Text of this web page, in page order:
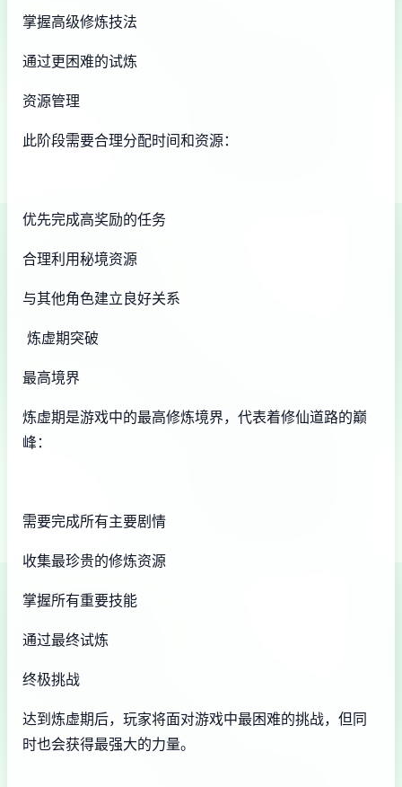
掌握高级修炼技法
通过更困难的试炼
资源管理
此阶段需要合理分配时间和资源：
优先完成高奖励的任务
合理利用秘境资源
与其他角色建立良好关系
炼虚期突破
最高境界
炼虚期是游戏中的最高修炼境界，代表着修仙道路的巅
峰：
需要完成所有主要剧情
收集最珍贵的修炼资源
掌握所有重要技能
通过最终试炼
终极挑战
达到炼虚期后，玩家将面对游戏中最困难的挑战，但同
时也会获得最强大的力量。